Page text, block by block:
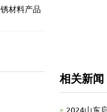
相关新闻
2024山东
材料产品